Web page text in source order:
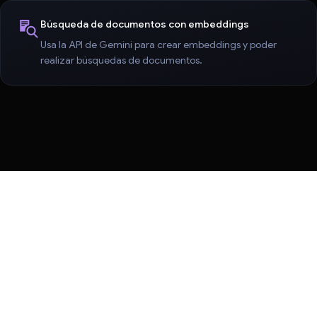
Búsqueda de documentos con embeddings
Usa la API de Gemini para crear embeddings y poder
realizar búsquedas de documentos.